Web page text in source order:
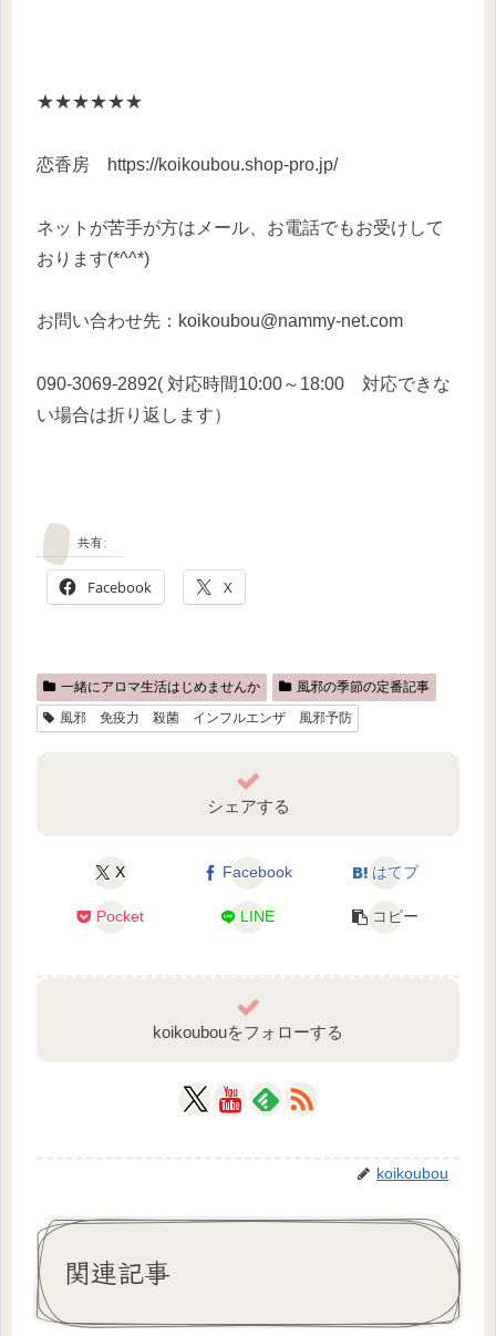
★★★★★★
恋香房 https://koikoubou.shop-pro.jp/
ネットが苦手が方はメール、お電話でもお受けして
おります(*^^*)
お問い合わせ先：koikoubou@nammy-net.com
090-3069-2892( 対応時間10:00～18:00 対応できな
い場合は折り返します）
共有:
Facebook X
一緒にアロマ生活はじめませんか
風邪の季節の定番記事
風邪 免疫力 殺菌 インフルエンザ 風邪予防
シェアする
X Facebook はてブ
Pocket LINE コピー
koikoubouをフォローする
koikoubou
関連記事